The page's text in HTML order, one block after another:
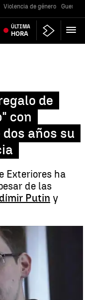
Violencia de género Guerra
ÚLTIMA
HORA
de
con
años su
Exteriores ha
de las
Putin y